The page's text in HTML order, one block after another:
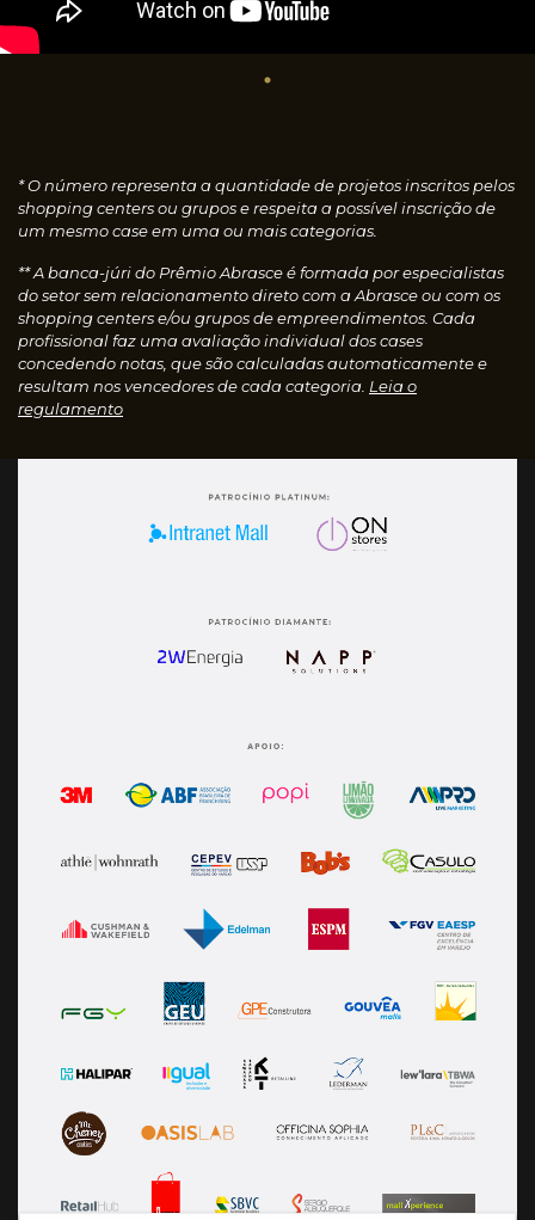
* O número representa a quantidade de projetos inscritos pelos
shopping centers ou grupos e respeita a possível inscrição de
um mesmo case em uma ou mais categorias.
** A banca-júri do Prêmio Abrasce é formada por especialistas
do setor sem relacionamento direto com a Abrasce ou com os
shopping centers e/ou grupos de empreendimentos. Cada
profissional faz uma avaliação individual dos cases
concedendo notas, que são calculadas automaticamente e
resultam nos vencedores de cada categoria. Leia o
regulamento